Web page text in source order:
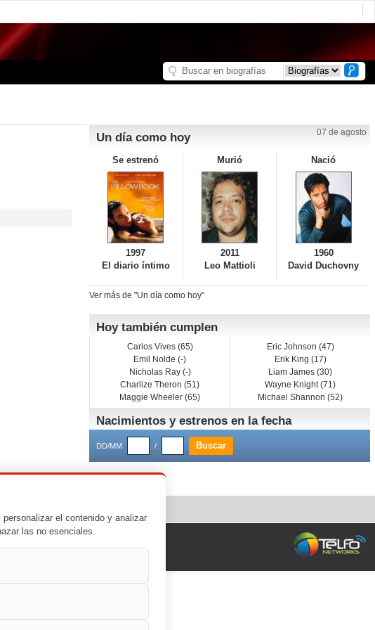
Un día como hoy 07 de agosto
Se estrenó
1997
El diario íntimo
Murió
2011
Leo Mattioli
Nació
1960
David Duchovny
Ver más de "Un día como hoy"
Hoy también cumplen
Carlos Vives (65)
Emil Nolde (-)
Nicholas Ray (-)
Charlize Theron (51)
Maggie Wheeler (65)
Eric Johnson (47)
Erik King (17)
Liam James (30)
Wayne Knight (71)
Michael Shannon (52)
Nacimientos y estrenos en la fecha
DD/MM /
el contenido y analizar
las no esenciales.